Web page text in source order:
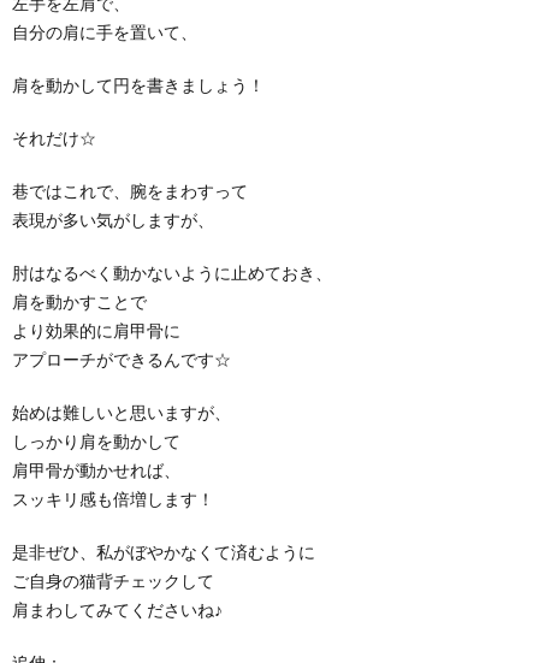
自分の肩に手を置いて、
肩を動かして円を書きましょう！
それだけ☆
巷ではこれで、腕をまわすって
表現が多い気がしますが、
肘はなるべく動かないように止めておき、
肩を動かすことで
より効果的に肩甲骨に
アプローチができるんです☆
始めは難しいと思いますが、
しっかり肩を動かして
肩甲骨が動かせれば、
スッキリ感も倍増します！
是非ぜひ、私がぼやかなくて済むように
ご自身の猫背チェックして
肩まわしてみてくださいね♪